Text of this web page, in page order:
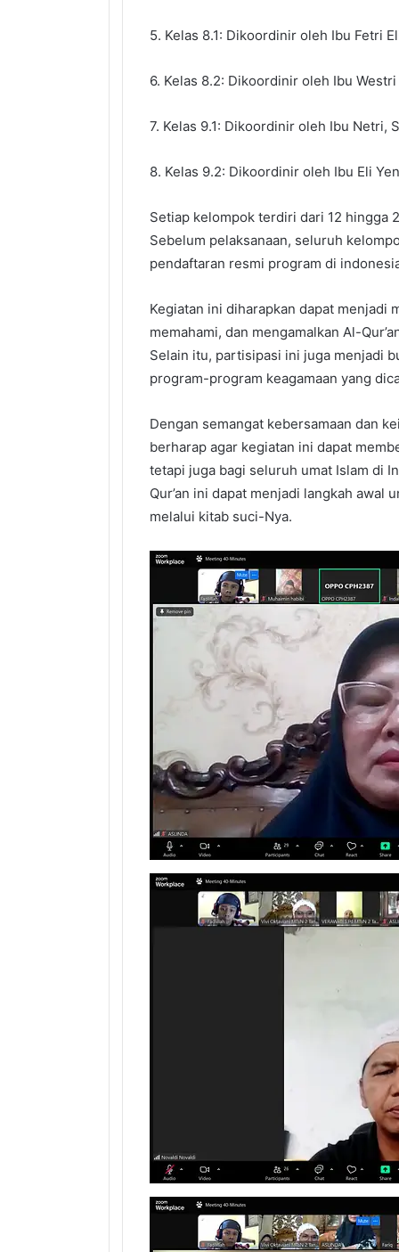
5. Kelas 8.1: Dikoordinir oleh Ibu Fetri
6. Kelas 8.2: Dikoordinir oleh Ibu
7. Kelas 9.1: Dikoordinir oleh Ibu Netri,
8. Kelas 9.2: Dikoordinir oleh Ibu Eli
Setiap kelompok terdiri dari 12 hingga
Sebelum pelaksanaan, seluruh
pendaftaran resmi program di
Kegiatan ini diharapkan dapat menjadi
memahami, dan mengamalkan Al-
Selain itu, partisipasi ini juga menjadi
program-program keagamaan yang
Dengan semangat kebersamaan dan
berharap agar kegiatan ini dapat
tetapi juga bagi seluruh umat Islam di
Qur’an ini dapat menjadi langkah awal
melalui kitab suci-Nya.